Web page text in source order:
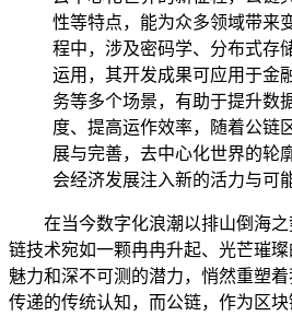
性等特点，能为众多领域带来
程中，涉及密码学、分布式存
运用，其开发成果可应用于金
务等多个场景，有助于提升数
度、提高运作效率，随着公链
展与完善，去中心化世界的轮
会经济发展注入新的活力与可能
在当今数字化浪潮以排山倒海
链技术宛如一颗冉冉升起、光芒璀
魅力和深不可测的潜力，悄然重塑
传递的传统认知，而公链，作为区